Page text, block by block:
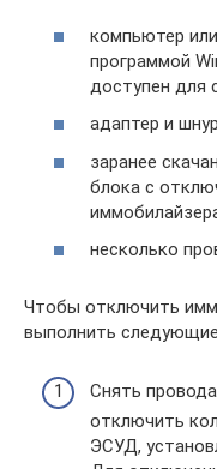
компьютер
программой
доступен для
адаптер и
заранее
блока с
несколько
Чтобы отключить
выполнить
Снять
отключить
ЭСУД,